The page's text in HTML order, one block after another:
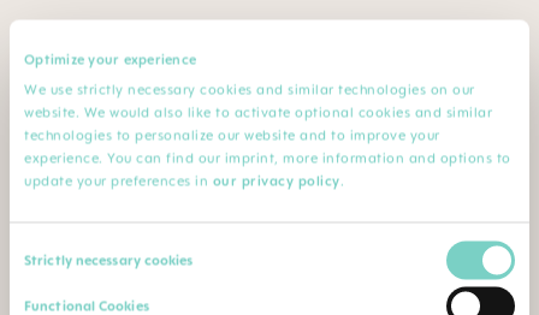
Optimize your experience
We use strictly necessary cookies and similar technologies on our
website. We would also like to activate optional cookies and similar
technologies to personalize our website and to improve your
experience. You can find our imprint, more information and options to
update your preferences in our privacy policy.
Consent
Strictly necessary cookies
Functional Cookies
STERILIZING &
CARRY BOX
transport et de
Pour les bébés de 3 à